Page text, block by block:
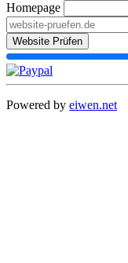
Homepage
Website Prüfen
Powered by eiwen.net